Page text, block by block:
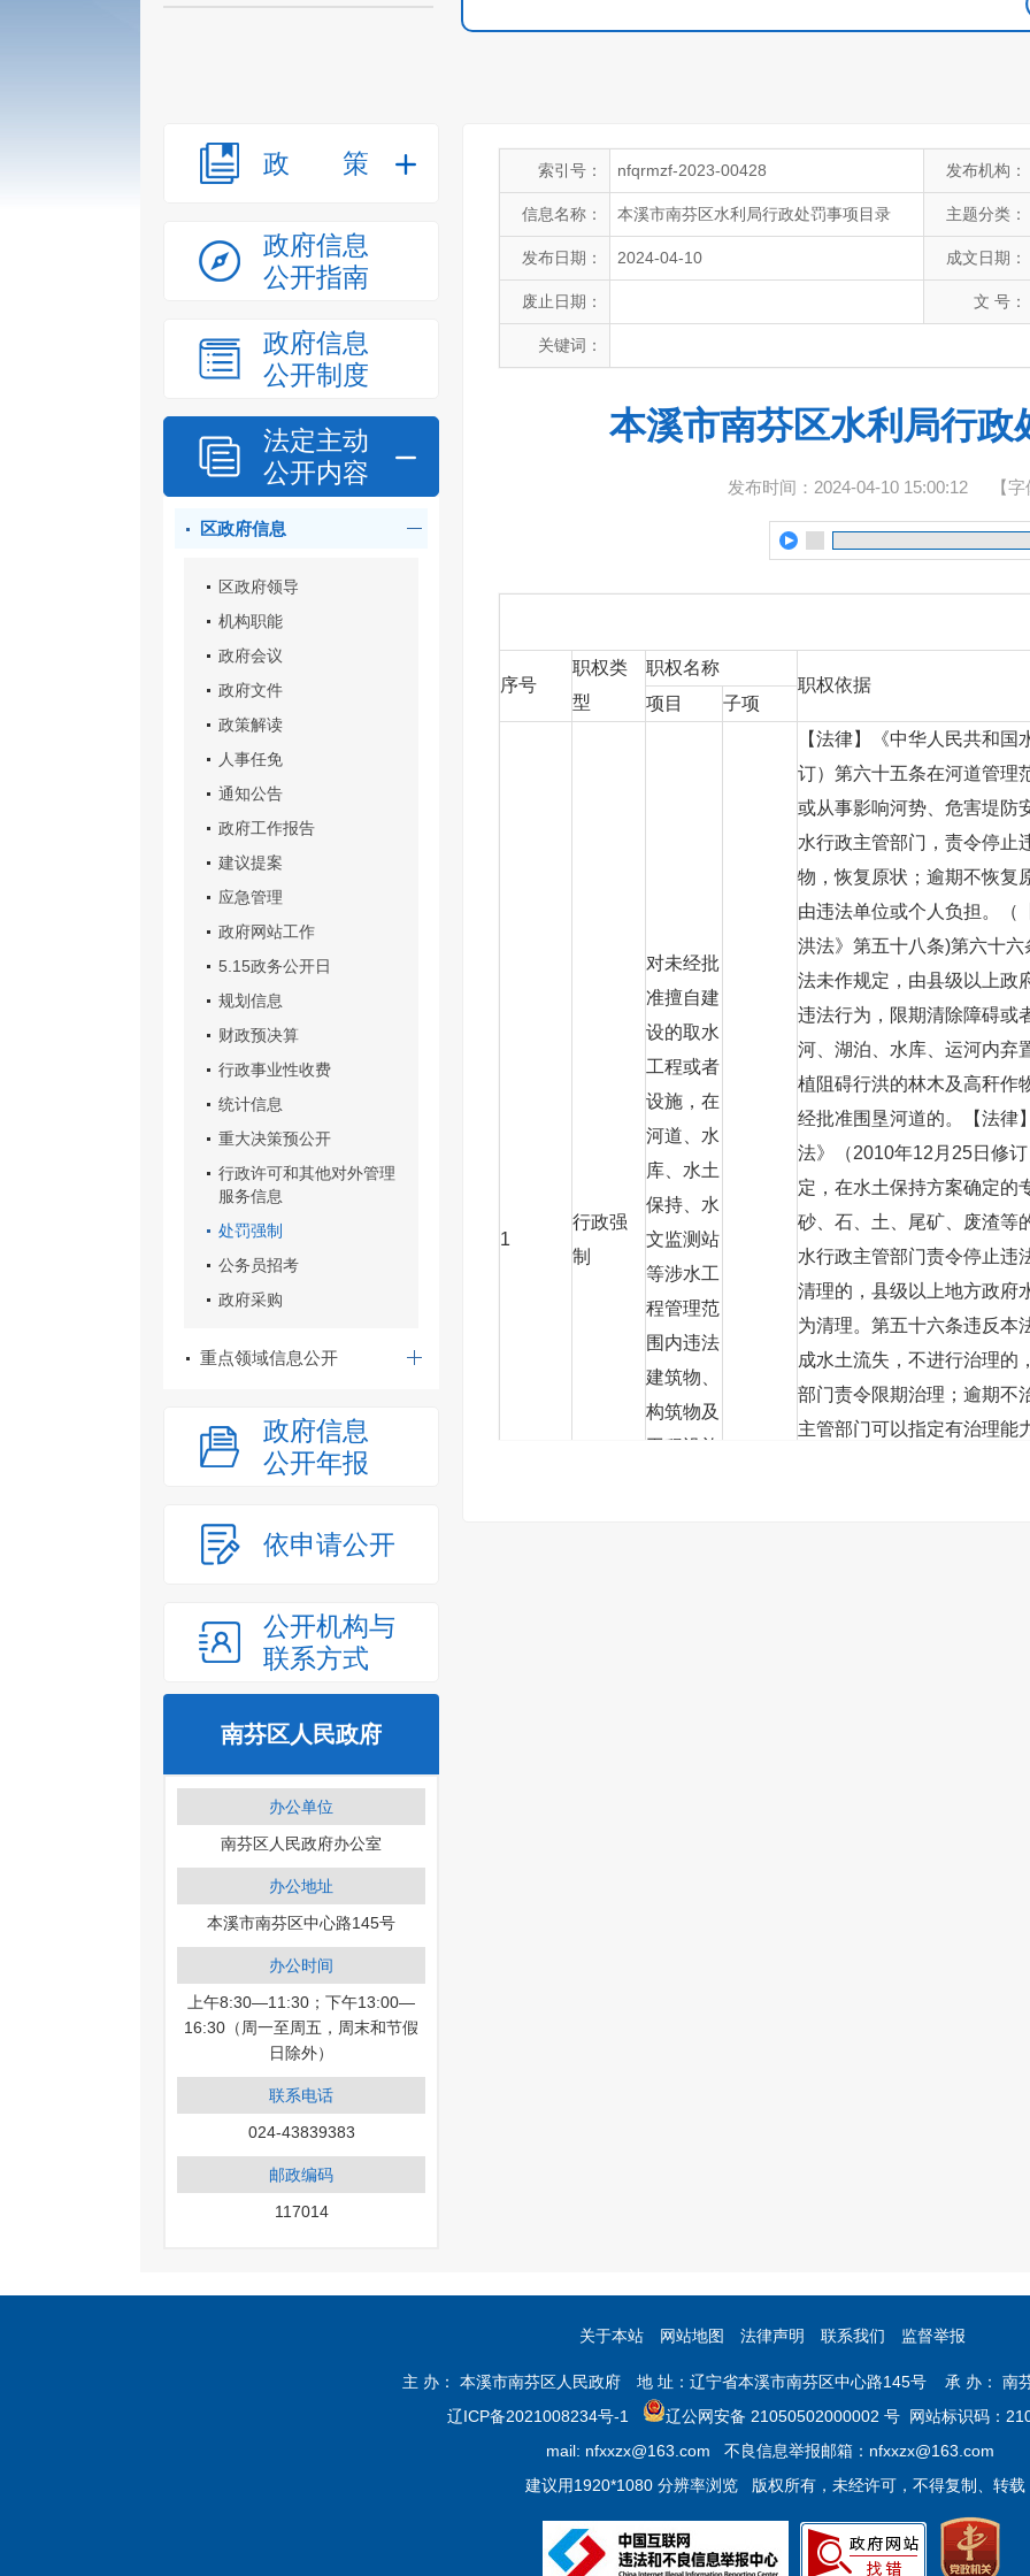
政策
政府信息
公开指南
政府信息
公开制度
法定主动
公开内容
区政府信息
区政府领导
机构职能
政府会议
政府文件
政策解读
人事任免
通知公告
政府工作报告
建议提案
应急管理
政府网站工作
5.15政务公开日
规划信息
财政预决算
行政事业性收费
统计信息
重大决策预公开
行政许可和其他对外管理
服务信息
处罚强制
公务员招考
政府采购
重点领域信息公开
政府信息
公开年报
依申请公开
公开机构与
联系方式
南芬区人民政府
办公单位
南芬区人民政府办公室
办公地址
本溪市南芬区中心路145号
办公时间
上午8:30—11:30；下午13:00—
16:30（周一至周五，周末和节假
日除外）
联系电话
024-43839383
邮政编码
117014
索引号： nfqrmzf-2023-00428 发布机构：
信息名称： 本溪市南芬区水利局行政处罚事项目录 主题分类：
发布日期： 2024-04-10 成文日期：
废止日期： 文 号：
关键词：
本溪市南芬区水利局行政
发布时间：2024-04-10 15:00:12 【
序号
职权类
型
职权名称
职权依据
项目
子项
1
行政强
制
对未经批
准擅自建
设的取水
工程或者
设施，在
河道、水
库、水土
保持、水
文监测站
等涉水工
程管理范
围内违法
建筑物、
构筑物及
工程设施
【法律】《中华人民共和
订）第六十五条在河道管理
或从事影响河势、危害堤防
水行政主管部门，责令停止
物，恢复原状；逾期不恢复
由违法单位或个人负担。（
洪法》第五十八条)第六十
法未作规定，由县级以上政
违法行为，限期清除障碍或
河、湖泊、水库、运河内弃
植阻碍行洪的林木及高秆作
经批准围垦河道的。【法律
法》（2010年12月25日修
定，在水土保持方案确定的
砂、石、土、尾矿、废渣等
水行政主管部门责令停止违
清理的，县级以上地方政府
为清理。第五十六条违反本
成水土流失，不进行治理的
部门责令限期治理；逾期不
主管部门可以指定有治理能
措施，以及依法查封、扣押
械、设备等。
市级行政职权事项的决定》
对不依法
【法律】《中华人民共和国
订）第七十条拒不缴纳、拖
关于本站 网站地图 法律声明 联系我们 监督举报
主 办： 本溪市南芬区人民政府 地 址：辽宁省本溪市南芬区中心路145号 承 办： 南
辽ICP备2021008234号-1
辽公网安备 21050502000002 号 网站标识码：
mail: nfxxzx@163.com 不良信息举报邮箱：nfxxzx@163.com
建议用1920*1080 分辨率浏览 版权所有，未经许可，不得复制、转载